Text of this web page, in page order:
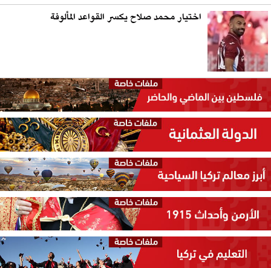
اختيار محمد صلاح يكسر القواعد المألوفة